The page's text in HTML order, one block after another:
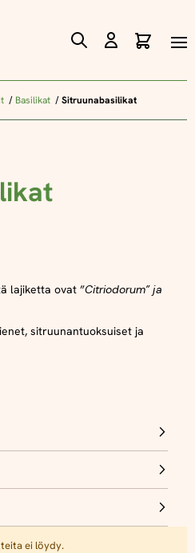
Skip
Content
Basilikat Sitruunabasilikat
lajiketta ovat ”Citriodorum” ja
sitruunantuoksuiset ja
ei löydy.